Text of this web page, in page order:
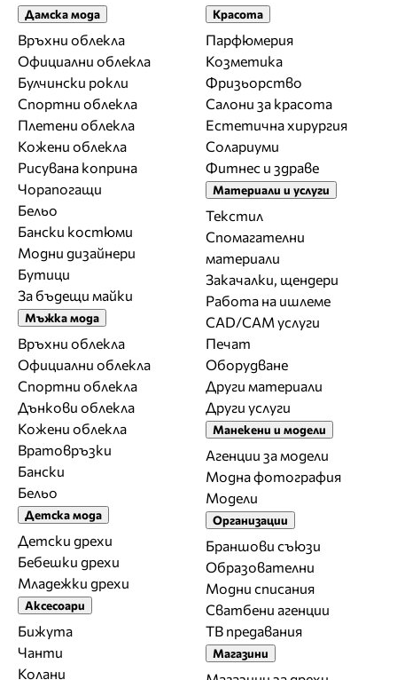
Дамска мода
Връхни облекла
Официални облекла
Булчински рокли
Спортни облекла
Плетени облекла
Кожени облекла
Рисувана коприна
Чорапогащи
Бельо
Бански костюми
Модни дизайнери
Бутици
За бъдещи майки
Мъжка мода
Връхни облекла
Официални облекла
Спортни облекла
Дънкови облекла
Кожени облекла
Вратовръзки
Бански
Бельо
Детска мода
Детски дрехи
Бебешки дрехи
Младежки дрехи
Аксесоари
Бижута
Чанти
Колани
Красота
Парфюмерия
Козметика
Фризьорство
Салони за красота
Естетична хирургия
Солариуми
Фитнес и здраве
Материали и услуги
Текстил
Спомагателни
материали
Закачалки, щендери
Работа на ишлеме
CAD/CAM услуги
Печат
Оборудване
Други материали
Други услуги
Манекени и модели
Агенции за модели
Модна фотография
Модели
Организации
Браншови съюзи
Образователни
Модни списания
Сватбени агенции
ТВ предавания
Магазини